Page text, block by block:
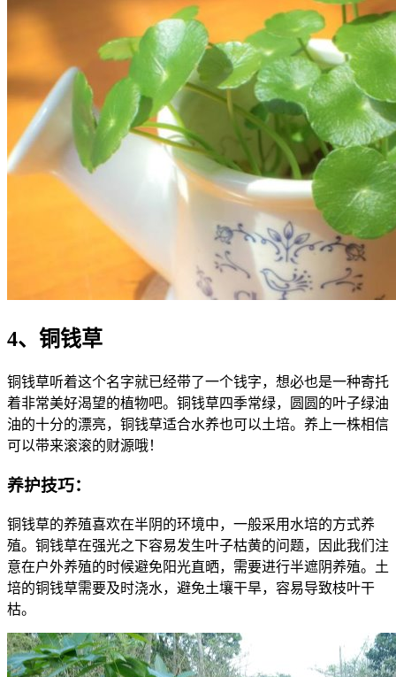
4、铜钱草
铜钱草听着这个名字就已经带了一个钱字，想必也是一种寄托
着非常美好渴望的植物吧。铜钱草四季常绿，圆圆的叶子绿油
油的十分的漂亮，铜钱草适合水养也可以土培。养上一株相信
可以带来滚滚的财源哦！
养护技巧：
铜钱草的养殖喜欢在半阴的环境中，一般采用水培的方式养
殖。铜钱草在强光之下容易发生叶子枯黄的问题，因此我们注
意在户外养殖的时候避免阳光直晒，需要进行半遮阴养殖。土
培的铜钱草需要及时浇水，避免土壤干旱，容易导致枝叶干
枯。